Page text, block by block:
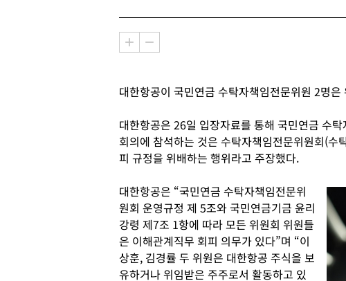
대한항공이 국민연금 수탁자책임전문위원 2명
대한항공은 26일 입장자료를 통해 국민연금 수
회의에 참석하는 것은 수탁자책임전문위원회(수
피 규정을 위배하는 행위라고 주장했다.
대한항공은 “국민연금 수탁자책임전문위
원회 운영규정 제 5조와 국민연금기금 윤리
강령 제7조 1항에 따라 모든 위원회 위원들
은 이해관계직무 회피 의무가 있다”며 “이
상훈, 김경률 두 위원은 대한항공 주식을 보
유하거나 위임받은 주주로서 활동하고 있